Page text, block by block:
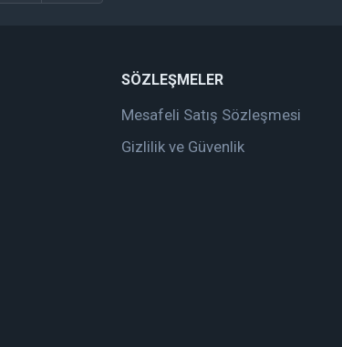
SÖZLEŞMELER
Mesafeli Satış Sözleşmesi
Gizlilik ve Güvenlik